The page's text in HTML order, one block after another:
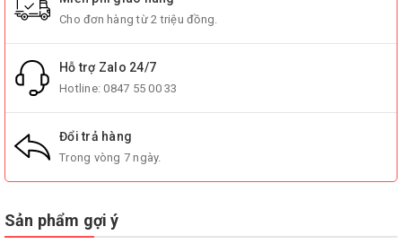
Cho đơn hàng từ 2 triệu đồng.
Hỗ trợ Zalo 24/7
Hotline:0847 55 00 33
Đổi trả hàng
Trong vòng 7 ngày.
Sản phẩm gợi ý